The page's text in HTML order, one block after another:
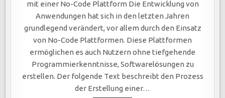
mit einer No-Code Plattform Die Entwicklung von
Anwendungen hat sich in den letzten Jahren
grundlegend verändert, vor allem durch den Einsatz
von No-Code Plattformen. Diese Plattformen
ermöglichen es auch Nutzern ohne tiefgehende
Programmierkenntnisse, Softwarelösungen zu
erstellen. Der folgende Text beschreibt den Prozess
der Erstellung einer…